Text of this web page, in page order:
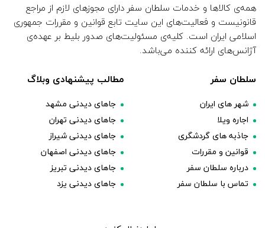
همه‌ی کالاها و خدمات سلطان سفر دارای مجوزهای لازم از مراجع
قانونیست و فعالیت‌های این سایت تابع قوانین و مقررات جمهوری
اسلامی ایران است. کلیه‌ی مسئولیت‌های صدور بلیط بر عهده‌ی
آژانس‌های ارائه کننده می‌باشد.
سلطان سفر
شهر های ایران
اجاره ویلا
جاذبه های گردشگری
قوانین و مقررات
درباره سلطان سفر
تماس با سلطان سفر
مطالب پیشنهادی وبلاگ
جاهای دیدنی مشهد
جاهای دیدنی تهران
جاهای دیدنی شیراز
جاهای دیدنی اصفهان
جاهای دیدنی تبریز
جاهای دیدنی یزد